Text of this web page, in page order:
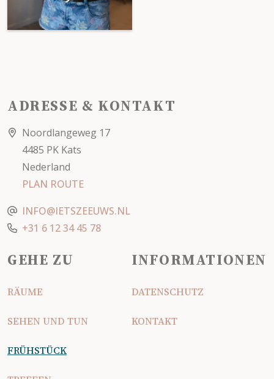
ADRESSE & KONTAKT
Noordlangeweg 17
4485 PK Kats
Nederland
PLAN ROUTE
INFO@IETSZEEUWS.NL
+31 6 12 34 45 78
GEHE ZU
RÄUME
SEHEN UND TUN
FRÜHSTÜCK
INFORMATIONEN
DATENSCHUTZ
KONTAKT